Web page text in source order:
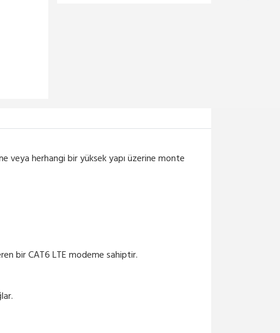
veya herhangi bir yüksek yapı üzerine monte
bir CAT6 LTE modeme sahiptir.